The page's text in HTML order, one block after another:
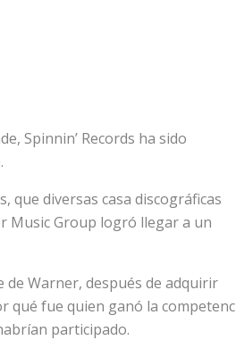
Spinnin’ Records ha sido
que diversas casa discográficas
Music Group logró llegar a un
Warner, después de adquirir
qué fue quien ganó la
participado.